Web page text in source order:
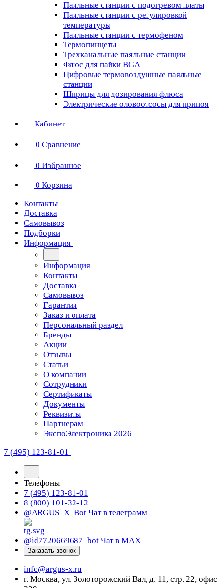
Паяльные станции с подогревом платы
Паяльные станции с регулировкой
температуры
Паяльные станции с термофеном
Термопинцеты
Трехканальные паяльные станции
Флюс для пайки BGA
Цифровые термовоздушные паяльные
станции
Шприцы для дозирования флюса
Электрические оловоотсосы для припоя
Кабинет
0 Сравнение
0 Избранное
0 Корзина
Контакты
Доставка
Самовывоз
Подборки
Информация
Информация
Контакты
Доставка
Самовывоз
Гарантия
Заказ и оплата
Персональный раздел
Бренды
Акции
Отзывы
Статьи
О компании
Сотрудники
Сертификаты
Документы
Реквизиты
Партнерам
ЭкспоЭлектроника 2026
7 (495) 123-81-01
Телефоны
7 (495) 123-81-01
8 (800) 101-32-12
@ARGUS_X_Bot Чат в телеграмм
@id7720669687_bot Чат в МАХ
Заказать звонок
info@argus-x.ru
г. Москва, ул. Золоторожский Вал, д. 11, стр. 22, офис